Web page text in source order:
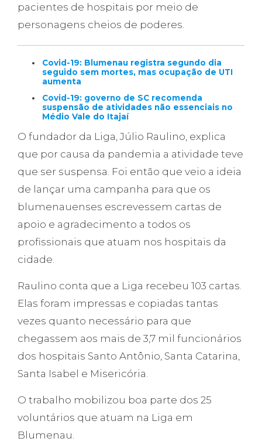
pacientes de hospitais por meio de
personagens cheios de poderes.
Covid-19: Blumenau registra segundo dia
seguido sem mortes, mas ocupação de UTI
aumenta
Covid-19: governo de SC recomenda
suspensão de atividades não essenciais no
Médio Vale do Itajaí
O fundador da Liga, Júlio Raulino, explica
que por causa da pandemia a atividade teve
que ser suspensa. Foi então que veio a ideia
de lançar uma campanha para que os
blumenauenses escrevessem cartas de
apoio e agradecimento a todos os
profissionais que atuam nos hospitais da
cidade.
Raulino conta que a Liga recebeu 103 cartas.
Elas foram impressas e copiadas tantas
vezes quanto necessário para que
chegassem aos mais de 3,7 mil funcionários
dos hospitais Santo Antônio, Santa Catarina,
Santa Isabel e Misericória.
O trabalho mobilizou boa parte dos 25
voluntários que atuam na Liga em
Blumenau.